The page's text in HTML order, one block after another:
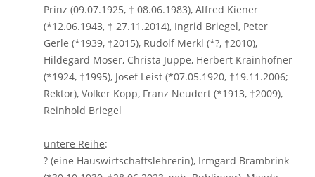
Prinz (09.07.1925, † 08.06.1983), Alfred Kiener
(*12.06.1943, † 27.11.2014), Ingrid Briegel, Peter
Gerle (*1939, †2015), Rudolf Merkl (*?, †2010),
Hildegard Moser, Christa Juppe, Herbert Krainhöfner
(*1924, †1995), Josef Leist (*07.05.1920, †19.11.2006;
Rektor), Volker Kopp, Franz Neudert (*1913, †2009),
Reinhold Briegel
untere Reihe:
? (eine Hauswirtschaftslehrerin), Irmgard Brambrink